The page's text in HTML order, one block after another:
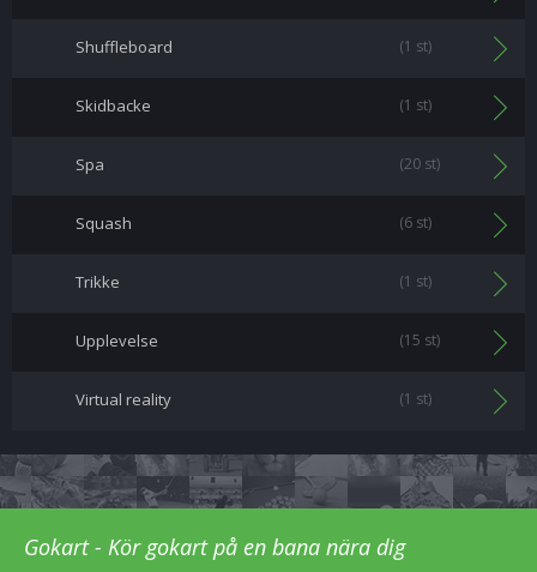
Shuffleboard (1 st)
Skidbacke (1 st)
Spa (20 st)
Squash (6 st)
Trikke (1 st)
Upplevelse (15 st)
Virtual reality (1 st)
Gokart - Kör gokart på en bana nära dig